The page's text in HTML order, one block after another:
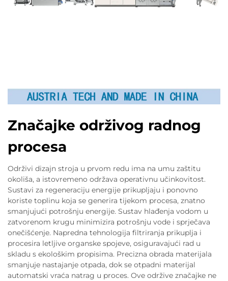
Značajke održivog radnog
procesa
Održivi dizajn stroja u prvom redu ima na umu zaštitu
okoliša, a istovremeno održava operativnu učinkovitost.
Sustavi za regeneraciju energije prikupljaju i ponovno
koriste toplinu koja se generira tijekom procesa, znatno
smanjujući potrošnju energije. Sustav hlađenja vodom u
zatvorenom krugu minimizira potrošnju vode i sprječava
onečišćenje. Napredna tehnologija filtriranja prikuplja i
procesira letljive organske spojeve, osiguravajući rad u
skladu s ekološkim propisima. Precizna obrada materijala
smanjuje nastajanje otpada, dok se otpadni materijal
automatski vraća natrag u proces. Ove održive značajke ne